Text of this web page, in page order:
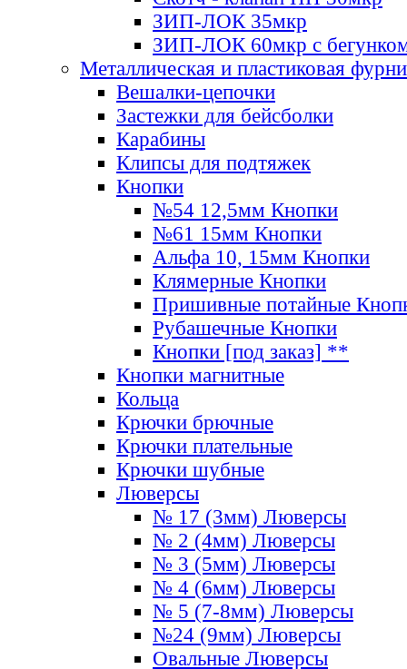
ЗИП-ЛОК 35мкр
ЗИП-ЛОК 60мкр с
Металлическая и пластиковая
Вешалки-цепочки
Застежки для бейсболки
Карабины
Клипсы для подтяжек
Кнопки
№54 12,5мм Кнопки
№61 15мм Кнопки
Альфа 10, 15мм Кнопки
Клямерные Кнопки
Пришивные потайные
Рубашечные Кнопки
Кнопки [под заказ] **
Кнопки магнитные
Кольца
Крючки брючные
Крючки плательные
Крючки шубные
Люверсы
№ 17 (3мм) Люверсы
№ 2 (4мм) Люверсы
№ 3 (5мм) Люверсы
№ 4 (6мм) Люверсы
№ 5 (7-8мм) Люверсы
№24 (9мм) Люверсы
Овальные Люверсы